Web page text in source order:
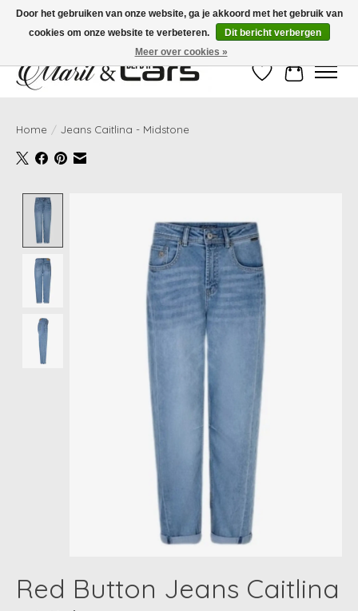
Gratis verzending vanaf €99,- | Voor 16:00 uur besteld, vandaag verzonden!
Verlanglijst
Home / Jeans Caitlina - Midstone
Red Button Jeans Caitlina
Door het gebruiken van onze website, ga je akkoord met het gebruik van
cookies om onze website te verbeteren.
Dit bericht verbergen
Meer over cookies »